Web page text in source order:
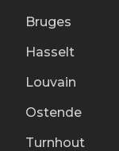
Bruges
Hasselt
Louvain
Ostende
Turnhout